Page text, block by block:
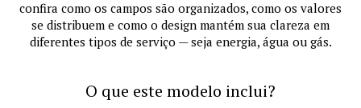
confira como os campos são organizados, como os valores
se distribuem e como o design mantém sua clareza em
diferentes tipos de serviço — seja energia, água ou gás.
O que este modelo inclui?